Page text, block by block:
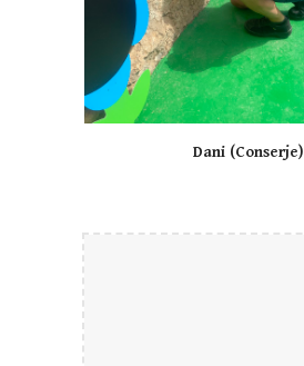
Dani (Conserje)